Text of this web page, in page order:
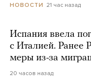
НОВОСТИ 21 час назад
Испания ввела
с Италией. Ранее
меры из-за
20 часов назад